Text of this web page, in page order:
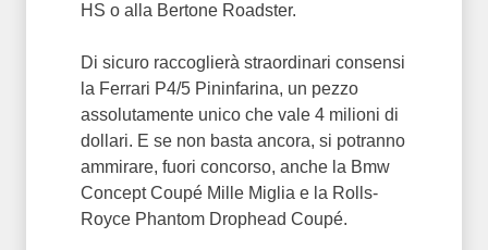
HS o alla Bertone Roadster.
Di sicuro raccoglierà straordinari consensi
la Ferrari P4/5 Pininfarina, un pezzo
assolutamente unico che vale 4 milioni di
dollari. E se non basta ancora, si potranno
ammirare, fuori concorso, anche la Bmw
Concept Coupé Mille Miglia e la Rolls-
Royce Phantom Drophead Coupé.